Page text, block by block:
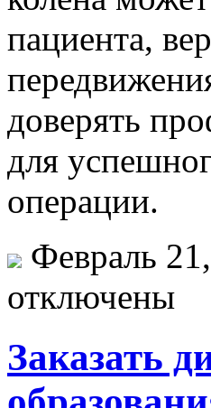
пациента,
доверять
для
операции.
Февраль
отключены
Заказать